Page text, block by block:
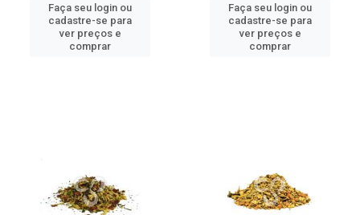
Faça seu login ou
cadastre-se para
ver preços e
comprar
Faça seu login ou
cadastre-se para
ver preços e
comprar